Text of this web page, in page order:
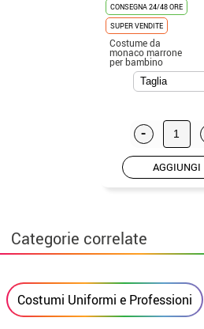
CONSEGNA 24/48 ORE
SUPER VENDITE
Costume da
monaco marrone
per bambino
-
AGGIUNGI
Categorie correlate
Costumi Uniformi e Professioni